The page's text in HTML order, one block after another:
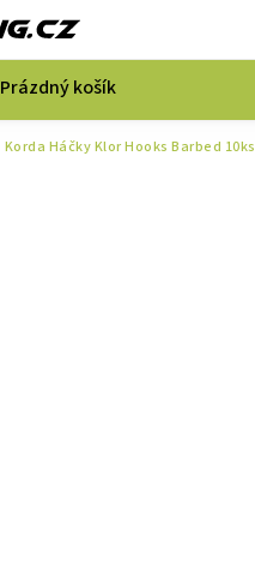
Prázdný košík
Korda Háčky Klor Hooks Barbed 10ks